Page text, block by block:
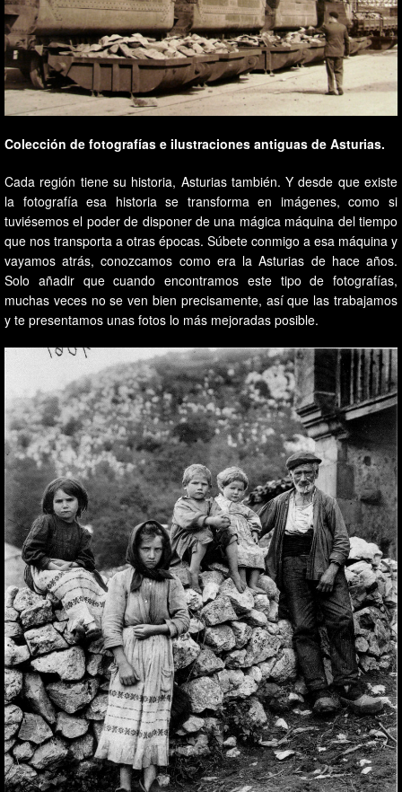
Colección de fotografías e ilustraciones antiguas de Asturias.
Cada región tiene su historia, Asturias también. Y desde que existe
la fotografía esa historia se transforma en imágenes, como si
tuviésemos el poder de disponer de una mágica máquina del tiempo
que nos transporta a otras épocas. Súbete conmigo a esa máquina y
vayamos atrás, conozcamos como era la Asturias de hace años.
Solo añadir que cuando encontramos este tipo de fotografías,
muchas veces no se ven bien precisamente, así que las trabajamos
y te presentamos unas fotos lo más mejoradas posible.